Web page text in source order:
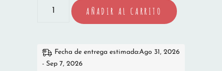
TAZA
MINERA
AÑADIR AL CARRITO
Fecha de entrega estimada:Ago 31, 2026
- Sep 7, 2026